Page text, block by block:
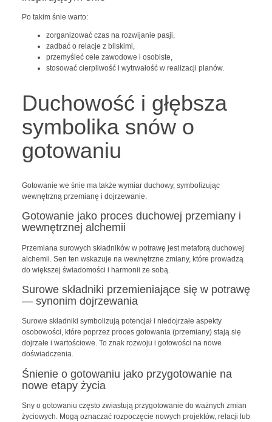
Po takim śnie warto:
zorganizować czas na rozwijanie pasji,
zadbać o relacje z bliskimi,
przemyśleć cele zawodowe i osobiste,
stosować cierpliwość i wytrwałość w realizacji planów.
Duchowość i głębsza
symbolika snów o
gotowaniu
Gotowanie we śnie ma także wymiar duchowy, symbolizując
wewnętrzną przemianę i dojrzewanie.
Gotowanie jako proces duchowej przemiany i
wewnętrznej alchemii
Przemiana surowych składników w potrawę jest metaforą duchowej
alchemii. Sen ten wskazuje na wewnętrzne zmiany, które prowadzą
do większej świadomości i harmonii ze sobą.
Surowe składniki przemieniające się w potrawę
— synonim dojrzewania
Surowe składniki symbolizują potencjał i niedojrzałe aspekty
osobowości, które poprzez proces gotowania (przemiany) stają się
dojrzałe i wartościowe. To znak rozwoju i gotowości na nowe
doświadczenia.
Śnienie o gotowaniu jako przygotowanie na
nowe etapy życia
Sny o gotowaniu często zwiastują przygotowanie do ważnych zmian
życiowych. Mogą oznaczać rozpoczęcie nowych projektów, relacji lub